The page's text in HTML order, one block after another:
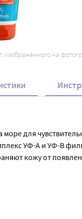
изображённого на
для
УФ-А и УФ-B
кожу от
к песку и